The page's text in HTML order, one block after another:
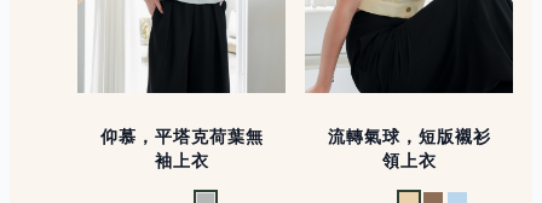
仰慕，平塔克荷葉無
袖上衣
流轉氣球，短版襯衫
領上衣